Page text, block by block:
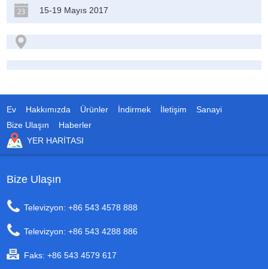
15-19 Mayıs 2017
Ev Hakkımızda Ürünler İndirmek İletişim
Sanayi
Bize Ulaşın
Haberler
YER HARITASI
Bize Ulaşın
Televizyon: +86 543 4578 888
Televizyon: +86 543 4288 886
Faks: +86 543 4579 617